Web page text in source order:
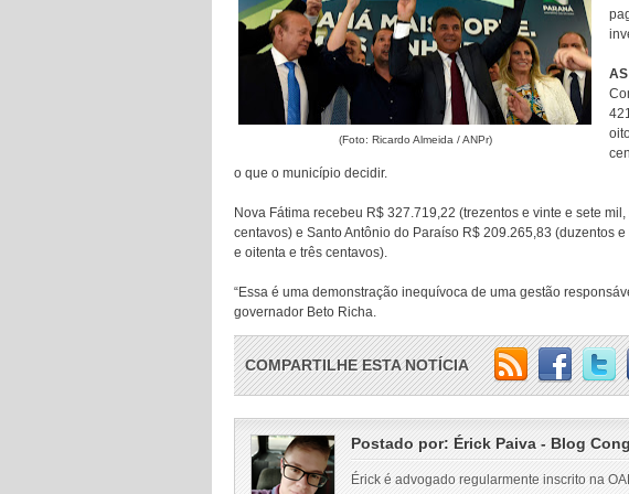
(Foto: Ricardo Almeida / ANPr)
o que o município decidir.
Nova Fátima recebeu R$ 327.719,22 (trezentos e vinte e sete
centavos) e Santo Antônio do Paraíso R$ 209.265,83 (duzentos
e oitenta e três centavos).
“Essa é uma demonstração inequívoca de uma gestão
governador Beto Richa.
COMPARTILHE ESTA NOTÍCIA
Postado por: Érick Paiva - Blog
Érick é advogado regularmente inscrito na